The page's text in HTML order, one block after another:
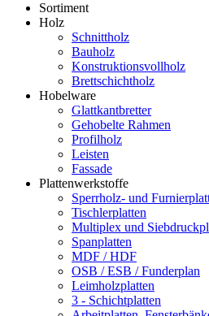
Sortiment
Holz
Schnittholz
Bauholz
Konstruktionsvollholz
Brettschichtholz
Hobelware
Glattkantbretter
Gehobelte Rahmen
Profilholz
Leisten
Fassade
Plattenwerkstoffe
Sperrholz- und
Tischlerplatten
Multiplex und
Spanplatten
MDF / HDF
OSB / ESB / Funderplan
Leimholzplatten
3 - Schichtplatten